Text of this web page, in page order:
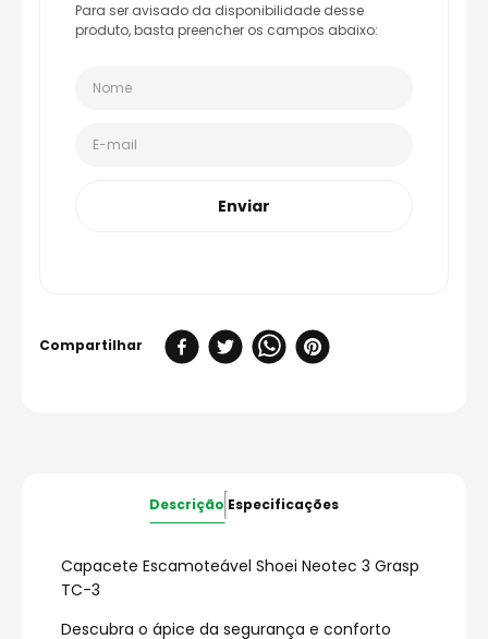
Para ser avisado da disponibilidade desse
produto, basta preencher os campos abaixo:
Enviar
Descrição Especificações
Capacete Escamoteável Shoei Neotec 3 Grasp
TC-3
Descubra o ápice da segurança e conforto